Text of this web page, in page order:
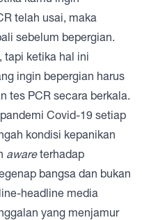
telah usai, maka
sebelum bepergian.
tapi ketika hal ini
ingin bepergian harus
tes PCR secara berkala.
Covid-19 setiap
kondisi kepanikan
awareterhadap
bangsa dan bukan
headline media
yang menjamur